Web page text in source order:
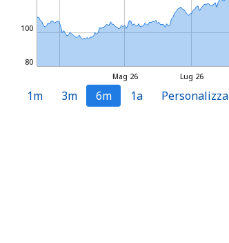
Lug 26
Mag 26
80
100
1m 3m 6m 1a Personalizza